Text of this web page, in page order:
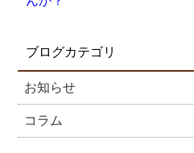
ブログカテゴリ
お知らせ
コラム